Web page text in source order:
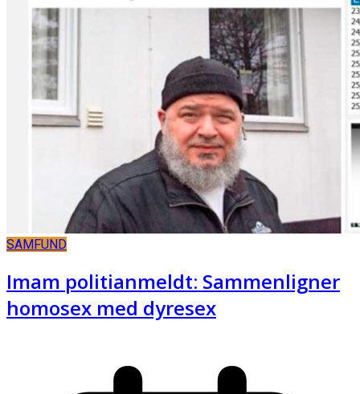
SAMFUND
Imam politianmeldt: Sammenligner
homosex med dyresex